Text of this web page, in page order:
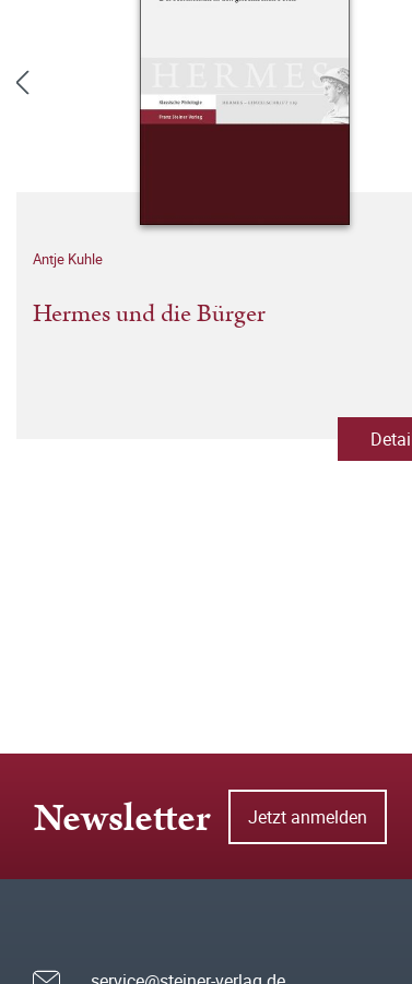
Antje Kuhle
Hermes und die Bürger
Newsletter Jetzt anmelden